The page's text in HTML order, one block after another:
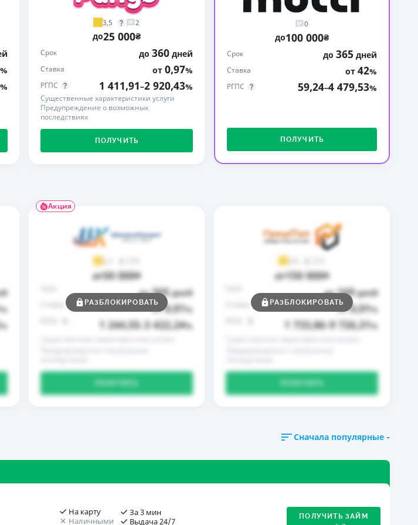
ЕЖЕМЕСЯЧНЫЙ ОБЗОР
ПУТЕВОДИТЕЛИ ПО
БАНКОВСКИМ КАРТАМ
ПУТЕВОДИТЕЛИ ПО
ВСЕ СТРАХОВЫЕ ПОЛИСЫ
СТРАХОВЫЕ КОМПАНИИ
ОТЗЫВЫ О СТРАХОВЫХ
КОМПАНИЯХ
%
%
3,5 2
до25 000₴
Срок до 360 дней
Ставка от 0,97%
РГПС 1 411,91–2 920,43%
Существенные характеристики услуги
Предупреждение о возможных
последствиях
ПОЛУЧИТЬ
0
до100 000₴
Срок до 365 дней
Ставка от 42%
РГПС 59,24–4 479,53%
ПОЛУЧИТЬ
%
%
Акция
3,7
до50 000₴
до 365дней
от0,01%
1 244,55 3 422,24%
РАЗБЛОКИРОВАТЬ
3,9
до150 000₴
до 169дней
от0,01%
1 733,86 9 726,31%
РАЗБЛОКИРОВАТЬ
Сначала популярные
На карту
Наличными
За 3 мин
Выдача 24/7
ПОЛУЧИТЬ ЗАЙМ